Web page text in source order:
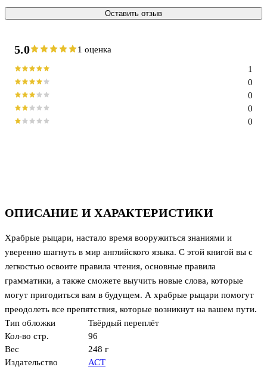
ОПИСАНИЕ И ХАРАКТЕРИСТИКИ
Храбрые рыцари, настало время вооружиться знаниями и
уверенно шагнуть в мир английского языка. С этой книгой вы с
легкостью освоите правила чтения, основные правила
грамматики, а также сможете выучить новые слова, которые
могут пригодиться вам в будущем. А храбрые рыцари помогут
преодолеть все препятствия, которые возникнут на вашем пути.
Тип обложки
Твёрдый переплёт
Кол-во стр.
96
Вес
248 г
Издательство
АСТ
Оставить отзыв
5.0 1 оценка
0
0
0
0
1